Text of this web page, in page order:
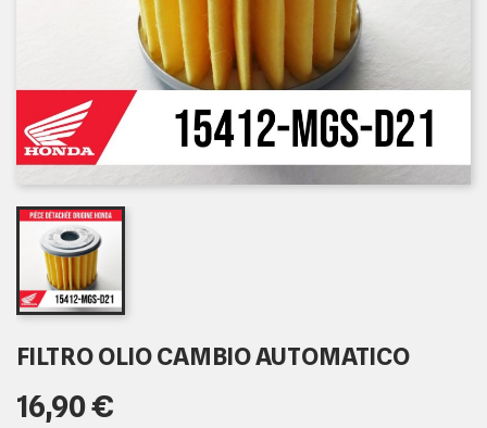
FILTRO OLIO CAMBIO AUTOMATICO
16,90 €